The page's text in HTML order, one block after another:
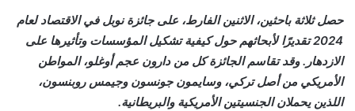
حصل ثلاثة باحثين، الاثنين الفارط، على جائزة نوبل في الاقتصاد لعام
2024 تقديرًا لأبحاثهم حول كيفية تشكيل المؤسسات وتأثيرها على
الازدهار. وقد تقاسم الجائزة كل من دارون عجم أوغلو، المواطن
الأمريكي من أصل تركي، وسايمون جونسون وجيمس روبنسون،
اللذين يحملان الجنسيتين الأمريكية والبريطانية.